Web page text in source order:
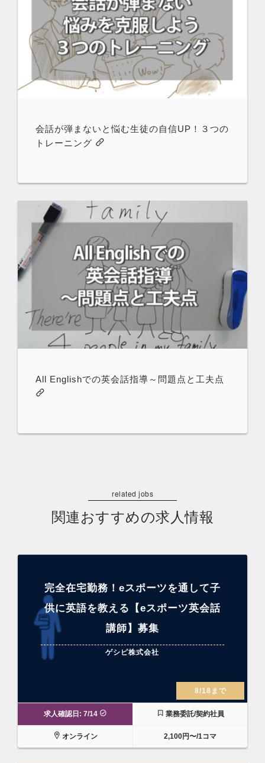
会話が弾まないと悩む生徒の自信UP！３つの
トレーニング
All Englishでの英会話指導～問題点と工夫点
関連おすすめの求人情報
完全在宅勤務！eスポーツを通して子
供に英語を教える【eスポーツ英会話
講師】募集
ゲシピ株式会社
8/18まで
求人確認日: 7/14 業務委託/契約社員
オンライン 2,100円〜/1コマ